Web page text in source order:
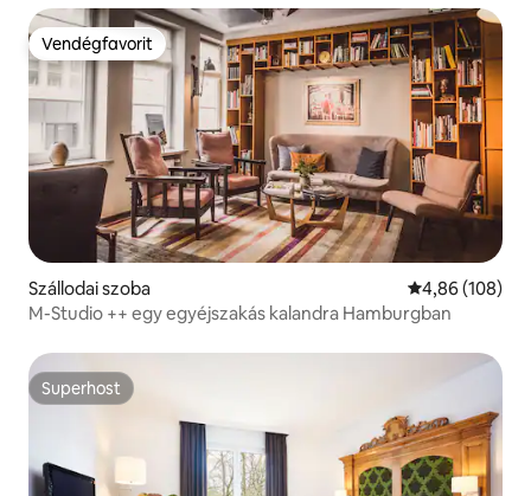
Vendégfavorit
Vendégfavorit
Szállodai szoba Átlagos
4,86 (108)
M-Studio ++ egy egyéjszakás kalandra Hamburgban
Superhost
Superhost